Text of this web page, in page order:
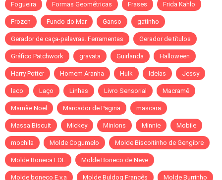
Fogueira Formas Geométricas Frases Frida Kahlo
Frozen Fundo do Mar Ganso gatinho
Gerador de caça-palavras. Ferramentas Gerador de títulos
Gráfico Patchwork gravata Guirlanda Halloween
Harry Potter Homem Aranha Hulk Ideias Jessy
laco Laço Linhas Livro Sensorial Macramê
Mamãe Noel Marcador de Pagina mascara
Massa Biscuit Mickey Minions Minnie Mobile
mochila Molde Cogumelo Molde Biscoitinho de Gengibre
Molde Boneca LOL Molde Boneco de Neve
Molde boneco E.v.a Molde Buldog Francês Molde Burrinho